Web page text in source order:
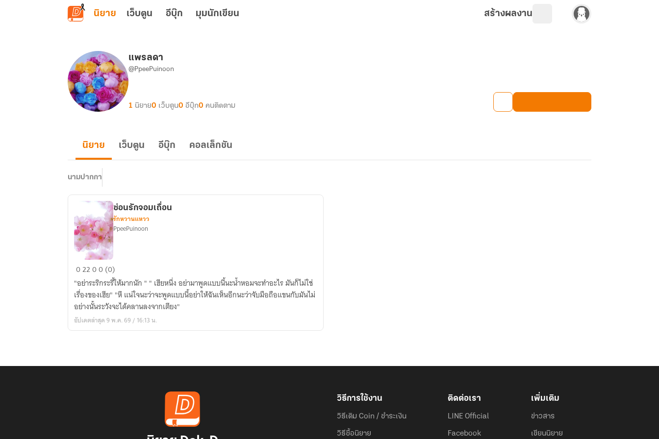
ข้ามไปยังเนื้อหาหลัก
นิยาย เว็บตูน อีบุ๊ก มุมนักเขียน สร้างผลงาน
แพรลดา
@PpeePuinoon
1 นิยาย0 เว็บตูน0 อีบุ๊ก0 คนติดตาม
นิยาย เว็บตูน อีบุ๊ก คอลเล็กชัน
นามปากกา
ซ่อน
จอม
เถื่อน
ซ่อนรักจอมเถื่อน
รักหวานแหวว
PpeePuinoon
02200 (0)
"อย่าระริกระรี้ให้มากนัก " " เฮียหนึ่ง อย่ามาพูดแบบนี้นะน้ำหอมจะทำอะไร มันก็ไม่ใช่
เรื่องของเฮีย" "หึ แน่ใจนะว่าจะพูดแบบนี้อย่าให้ฉันเห็นอีกนะว่าจับมือถือแขนกับมันไม่
อย่างนั้นระวังจะได้คลานลงจากเตียง"
อัปเดตล่าสุด 9 พ.ค. 69 / 16:13 น.
วิธีการใช้งาน
วิธีเติม Coin / ชำระเงิน
วิธีซื้อนิยาย
ติดต่อเรา
LINE Official
Facebook
เพิ่มเติม
ข่าวสาร
เขียนนิยาย